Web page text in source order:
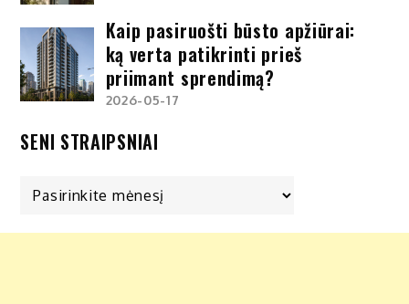
Kaip pasiruošti būsto apžiūrai:
ką verta patikrinti prieš
priimant sprendimą?
2026-05-17
SENI STRAIPSNIAI